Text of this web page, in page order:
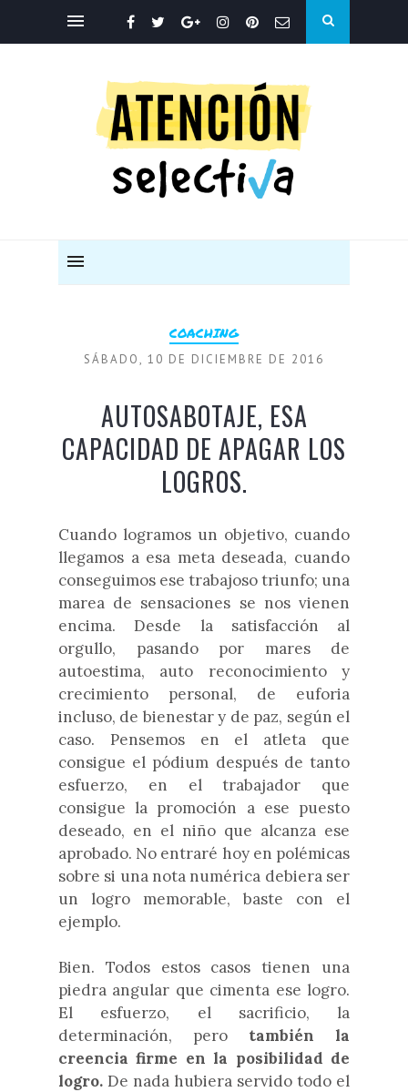
COACHING
SÁBADO, 10 DE DICIEMBRE DE 2016
AUTOSABOTAJE, ESA
CAPACIDAD DE APAGAR LOS
LOGROS.
Cuando logramos un objetivo, cuando
llegamos a esa meta deseada, cuando
conseguimos ese trabajoso triunfo; una
marea de sensaciones se nos vienen
encima. Desde la satisfacción al
orgullo, pasando por mares de
autoestima, auto reconocimiento y
crecimiento personal, de euforia
incluso, de bienestar y de paz, según el
caso. Pensemos en el atleta que
consigue el pódium después de tanto
esfuerzo, en el trabajador que
consigue la promoción a ese puesto
deseado, en el niño que alcanza ese
aprobado. No entraré hoy en polémicas
sobre si una nota numérica debiera ser
un logro memorable, baste con el
ejemplo.
Bien. Todos estos casos tienen una
piedra angular que cimenta ese logro.
El esfuerzo, el sacrificio, la
determinación, pero también la
creencia firme en la posibilidad de
logro. De nada hubiera servido todo el